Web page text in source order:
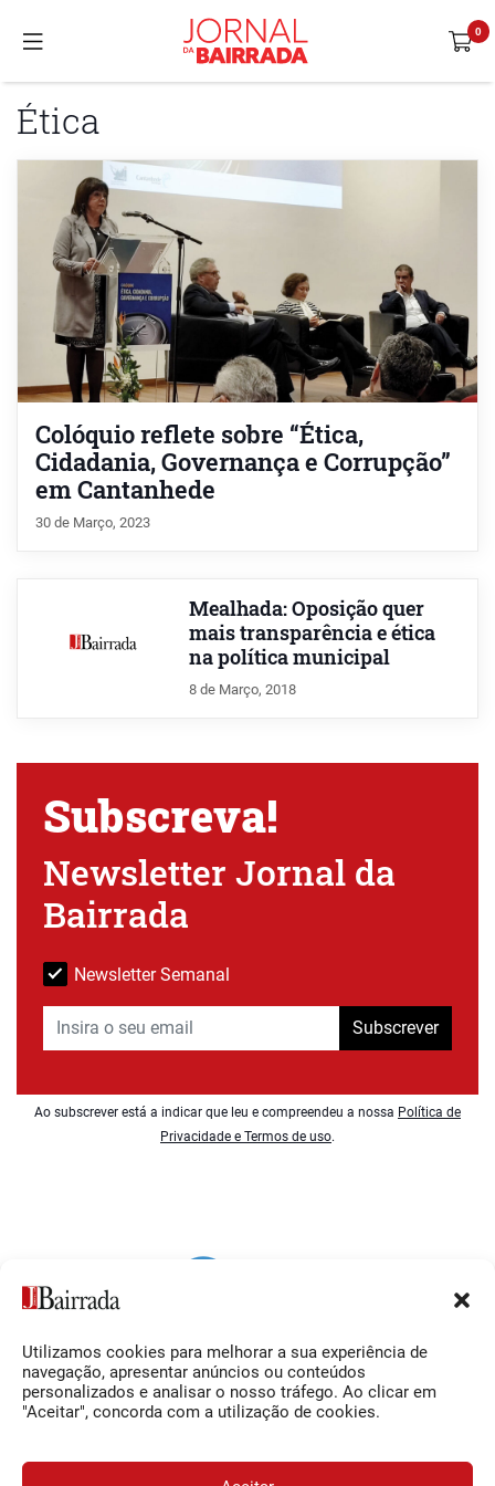
Utilizamos cookies para melhorar a sua experiência de
navegação, apresentar anúncios ou conteúdos
personalizados e analisar o nosso tráfego. Ao clicar em
"Aceitar", concorda com a utilização de cookies.
Ética
Colóquio reflete sobre “Ética,
Cidadania, Governança e Corrupção”
em Cantanhede
30 de Março, 2023
Mealhada: Oposição quer
mais transparência e ética
na política municipal
8 de Março, 2018
Subscreva!
Newsletter Jornal da
Bairrada
Newsletter Semanal
Subscrever
Ao subscrever está a indicar que leu e compreendeu a nossa Política de
Privacidade e Termos de uso.
Siga-nos
Facebook
O Jornal da Bairrada
Contactos